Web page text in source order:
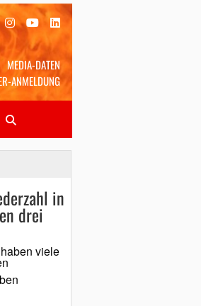
MEDIA-DATEN
ANMELDUNG
in
drei
viele